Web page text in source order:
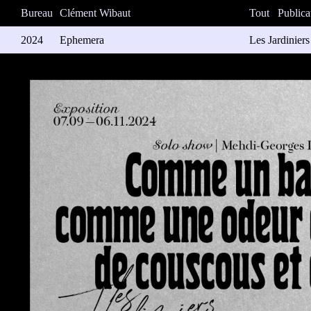
Bureau Clément Wibaut Tout
2024 Ephemera Les